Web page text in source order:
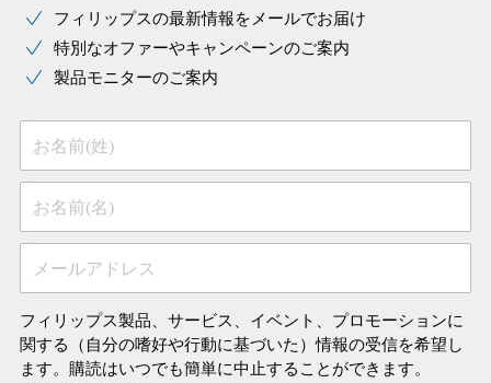
フィリップスの最新情報をメールでお届け
特別なオファーやキャンペーンのご案内
製品モニターのご案内
お名前(姓)
お名前(名)
メールアドレス
フィリップス製品、サービス、イベント、プロモーションに
関する（自分の嗜好や行動に基づいた）情報の受信を希望し
ます。購読はいつでも簡単に中止することができます。